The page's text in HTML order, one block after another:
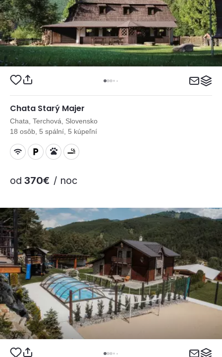
Chata Starý Majer
Chata, Terchová, Slovensko
18 osôb, 5 spální, 5 kúpeľní
od 370€ / noc